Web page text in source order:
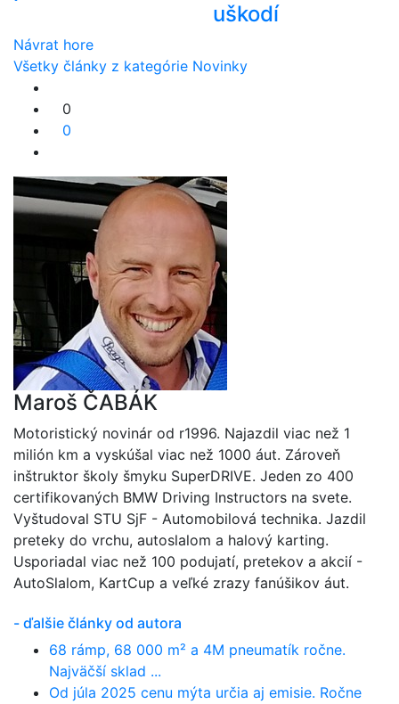
uškodí
Návrat hore
Všetky články z kategórie Novinky
0
0
Maroš ČABÁK
Motoristický novinár od r1996. Najazdil viac než 1
milión km a vyskúšal viac než 1000 áut. Zároveň
inštruktor školy šmyku SuperDRIVE. Jeden zo 400
certifikovaných BMW Driving Instructors na svete.
Vyštudoval STU SjF - Automobilová technika. Jazdil
preteky do vrchu, autoslalom a halový karting.
Usporiadal viac než 100 podujatí, pretekov a akcií -
AutoSlalom, KartCup a veľké zrazy fanúšikov áut.
- ďalšie články od autora
68 rámp, 68 000 m² a 4M pneumatík ročne.
Najväčší sklad ...
Od júla 2025 cenu mýta určia aj emisie. Ročne